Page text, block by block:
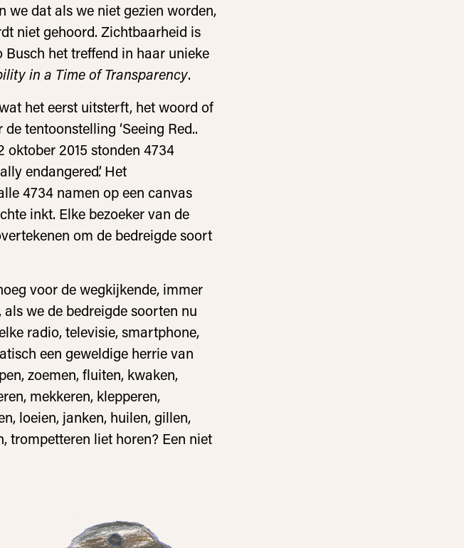
we dat als we niet gezien worden,
niet gehoord. Zichtbaarheid is
het treffend in haar unieke
in a Time of Transparency.
het eerst uitsterft, het woord of
tentoonstelling ‘Seeing Red..
oktober 2015 stonden 4734
endangered’. Het
4734 namen op een canvas
inkt. Elke bezoeker van de
om de bedreigde soort
voor de wegkijkende, immer
we de bedreigde soorten nu
radio, televisie, smartphone,
een geweldige herrie van
zoemen, fluiten, kwaken,
mekkeren, klepperen,
loeien, janken, huilen, gillen,
trompetteren liet horen? Een niet